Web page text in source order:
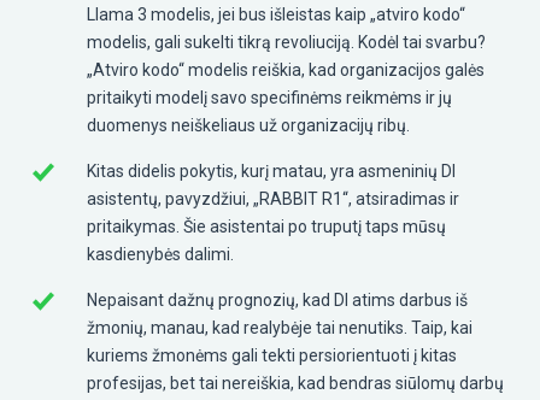
Llama 3 modelis, jei bus išleistas kaip „atviro kodo“
modelis, gali sukelti tikrą revoliuciją. Kodėl tai svarbu?
„Atviro kodo“ modelis reiškia, kad organizacijos galės
pritaikyti modelį savo specifinėms reikmėms ir jų
duomenys neiškeliaus už organizacijų ribų.
Kitas didelis pokytis, kurį matau, yra asmeninių DI
asistentų, pavyzdžiui, „RABBIT R1“, atsiradimas ir
pritaikymas. Šie asistentai po truputį taps mūsų
kasdienybės dalimi.
Nepaisant dažnų prognozių, kad DI atims darbus iš
žmonių, manau, kad realybėje tai nenutiks. Taip, kai
kuriems žmonėms gali tekti persiorientuoti į kitas
profesijas, bet tai nereiškia, kad bendras siūlomų darbų